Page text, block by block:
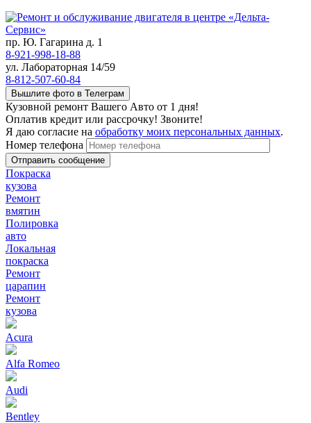
пр. Ю. Гагарина д. 1
8-921-998-18-88
ул. Лабораторная 14/59
8-812-507-60-84
Вышлите фото в Телеграм
Кузовной ремонт Вашего Авто от 1 дня!
Оплатив кредит или рассрочку! Звоните!
Я даю согласие на обработку моих персональных данных.
Номер телефона
Покраска
кузова
Ремонт
вмятин
Полировка
авто
Локальная
покраска
Ремонт
царапин
Ремонт
кузова
Acura
Alfa Romeo
Audi
Bentley